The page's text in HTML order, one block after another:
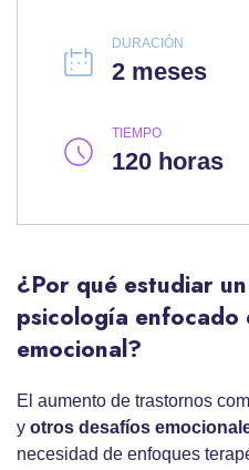
DURACIÓN
2 meses
TIEMPO
120 horas
¿Por qué estudiar
psicología enfocado
emocional?
El aumento de trastornos
y otros desafíos
necesidad de enfoques